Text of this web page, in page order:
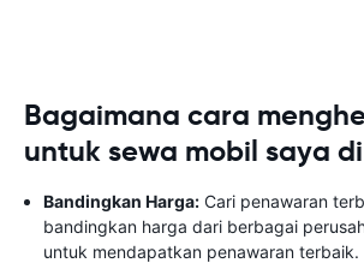
Bagaimana cara
untuk sewa mobil saya
Bandingkan Harga: Cari penawaran
bandingkan harga dari berbagai
untuk mendapatkan penawaran terbaik.